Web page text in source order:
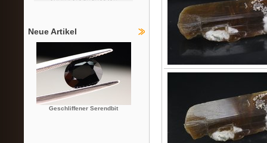
Neue Artikel
Geschliffener Serendbit